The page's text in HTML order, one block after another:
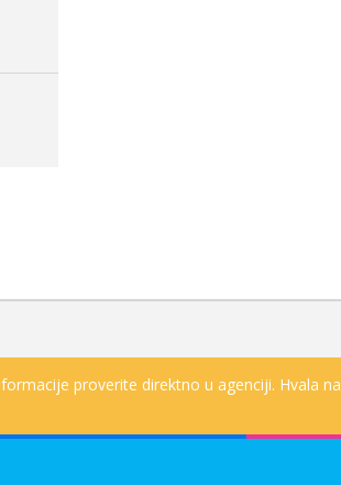
proverite direktno u agenciji. Hvala na